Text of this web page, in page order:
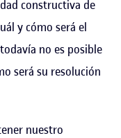
constructiva de
y cómo será el
no es posible
será su resolución
nuestro